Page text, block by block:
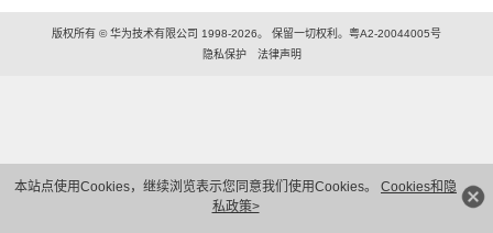
本站点使用Cookies，继续浏览表示您同意我们使用Cookies。 Cookies和隐
私政策>
版权所有 © 华为技术有限公司 1998-2026。 保留一切权利。粤A2-20044005号
隐私保护
法律声明